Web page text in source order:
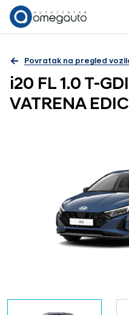
Povratak na pregled
i20 FL 1.0 T-
VATRENA